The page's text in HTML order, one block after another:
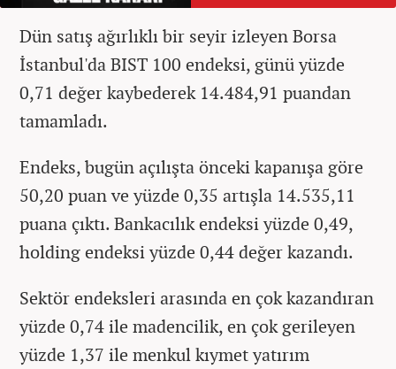
Dün satış ağırlıklı bir seyir izleyen Borsa
İstanbul'da BIST 100 endeksi, günü yüzde
0,71 değer kaybederek 14.484,91 puandan
tamamladı.
Endeks, bugün açılışta önceki kapanışa göre
50,20 puan ve yüzde 0,35 artışla 14.535,11
puana çıktı. Bankacılık endeksi yüzde 0,49,
holding endeksi yüzde 0,44 değer kazandı.
Sektör endeksleri arasında en çok kazandıran
yüzde 0,74 ile madencilik, en çok gerileyen
yüzde 1,37 ile menkul kıymet yatırım